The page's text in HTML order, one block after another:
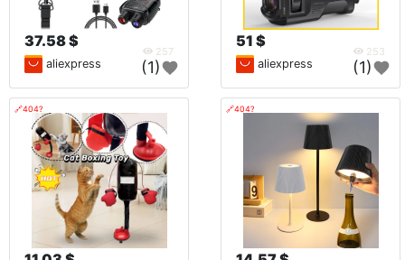
37.58 $
257
aliexpress (1)
51 $
253
aliexpress (1)
🔗404? 🔗404?